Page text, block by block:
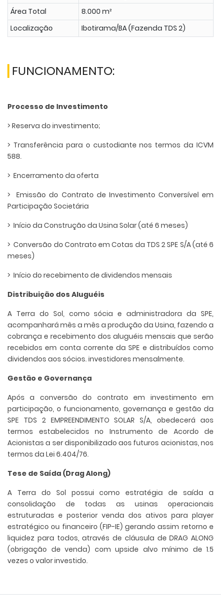
Área Total
8.000 m²
Localização
Ibotirama/BA (Fazenda TDS 2)
FUNCIONAMENTO:
Processo de Investimento
> Reserva do investimento;
> Transferência para o custodiante nos termos da ICVM
588.
> Encerramento da oferta
> Emissão do Contrato de Investimento Conversível em
Participação Societária
> Início da Construção da Usina Solar (até 6 meses)
> Conversão do Contrato em Cotas da TDS 2 SPE S/A (até 6
meses)
> Início do recebimento de dividendos mensais
Distribuição dos Aluguéis
A Terra do Sol, como sócia e administradora da SPE,
acompanhará mês a mês a produção da Usina, fazendo a
cobrança e recebimento dos aluguéis mensais que serão
recebidos em conta corrente da SPE e distribuídos como
dividendos aos sócios. investidores mensalmente.
Gestão e Governança
Após a conversão do contrato em investimento em
participação, o funcionamento, governança e gestão da
SPE TDS 2 EMPREENDIMENTO SOLAR S/A, obedecerá aos
termos estabelecidos no Instrumento de Acordo de
Acionistas a ser disponibilizado aos futuros acionistas, nos
termos da Lei 6.404/76.
Tese de Saída (Drag Along)
A Terra do Sol possui como estratégia de saída a
consolidação de todas as usinas operacionais
estruturadas e posterior venda dos ativos para player
estratégico ou financeiro (FIP-IE) gerando assim retorno e
liquidez para todos, através de cláusula de DRAG ALONG
(obrigação de venda) com upside alvo mínimo de 1.5
vezes o valor investido.